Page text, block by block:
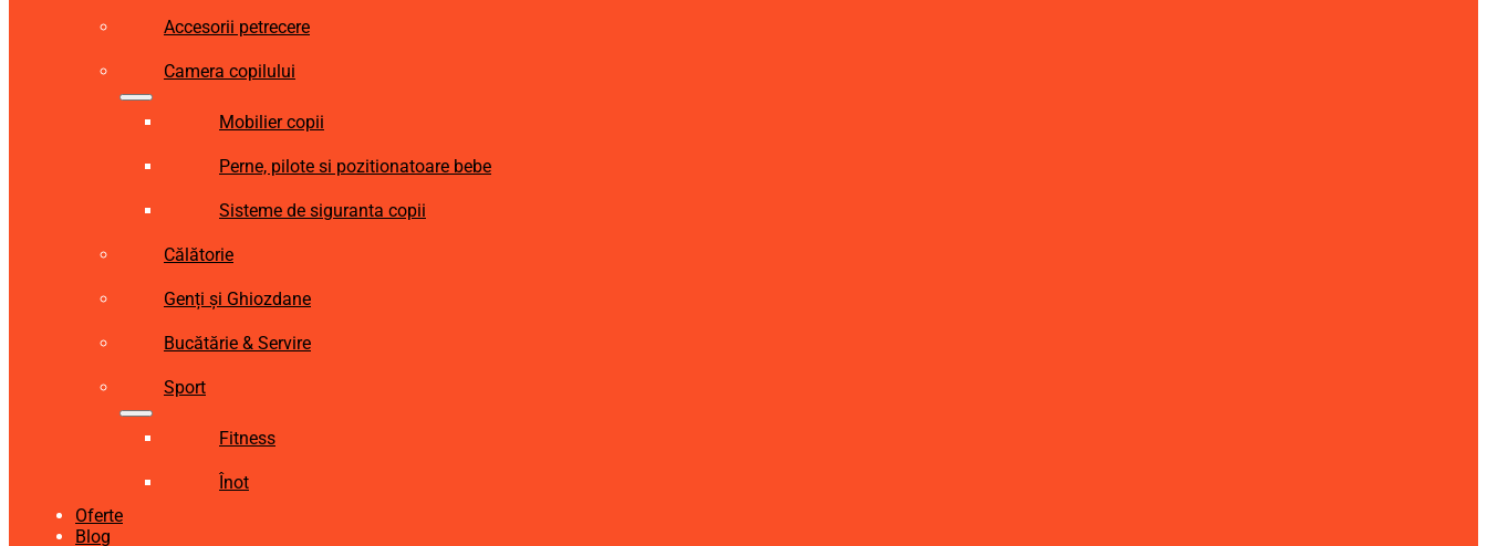
Accesorii petrecere
Camera copilului
Mobilier copii
Perne, pilote si pozitionatoare bebe
Sisteme de siguranta copii
Călătorie
Genți și Ghiozdane
Bucătărie & Servire
Sport
Fitness
Înot
Oferte
Blog